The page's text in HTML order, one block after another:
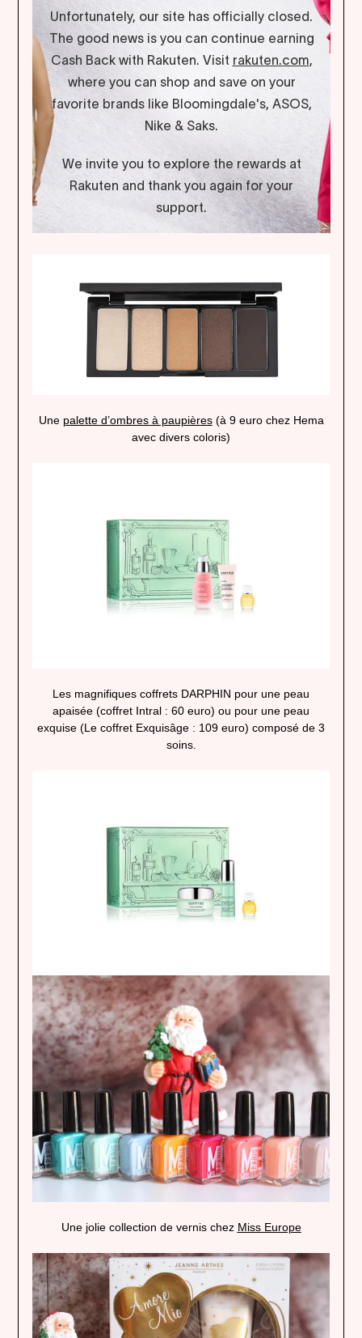
Une palette d’ombres à paupières(à 9 euro chez Hema
avec divers coloris)
Les magnifiques coffrets DARPHIN pour une peau
apaisée (coffret Intral : 60 euro) ou pour une peau
exquise (Le coffret Exquisâge : 109 euro) composé de 3
soins.
Une jolie collection de vernis chez Miss Europe